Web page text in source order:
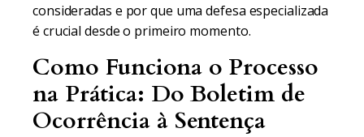
consideradas e por que uma defesa especializada
é crucial desde o primeiro momento.
Como Funciona o Processo
na Prática: Do Boletim de
Ocorrência à Sentença